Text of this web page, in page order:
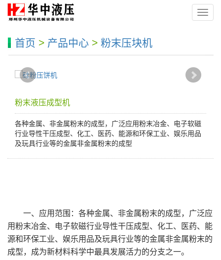
导
航
首页 > 产品中心 > 粉末压块机
粉末液压成型机
各种金属、非金属粉末的成型，广泛应用粉末冶金、电子软磁
行业导性干压成型、化工、医药、能源和环保工业、娱乐用品
及玩具行业等的金属非金属粉末的成型
一、应用范围：各种金属、非金属粉末的成型，广泛应
用粉末冶金、电子软磁行业导性干压成型、化工、医药、能
源和环保工业、娱乐用品及玩具行业等的金属非金属粉末的
成型，成为新材料科学中最具发展活力的分支之一。